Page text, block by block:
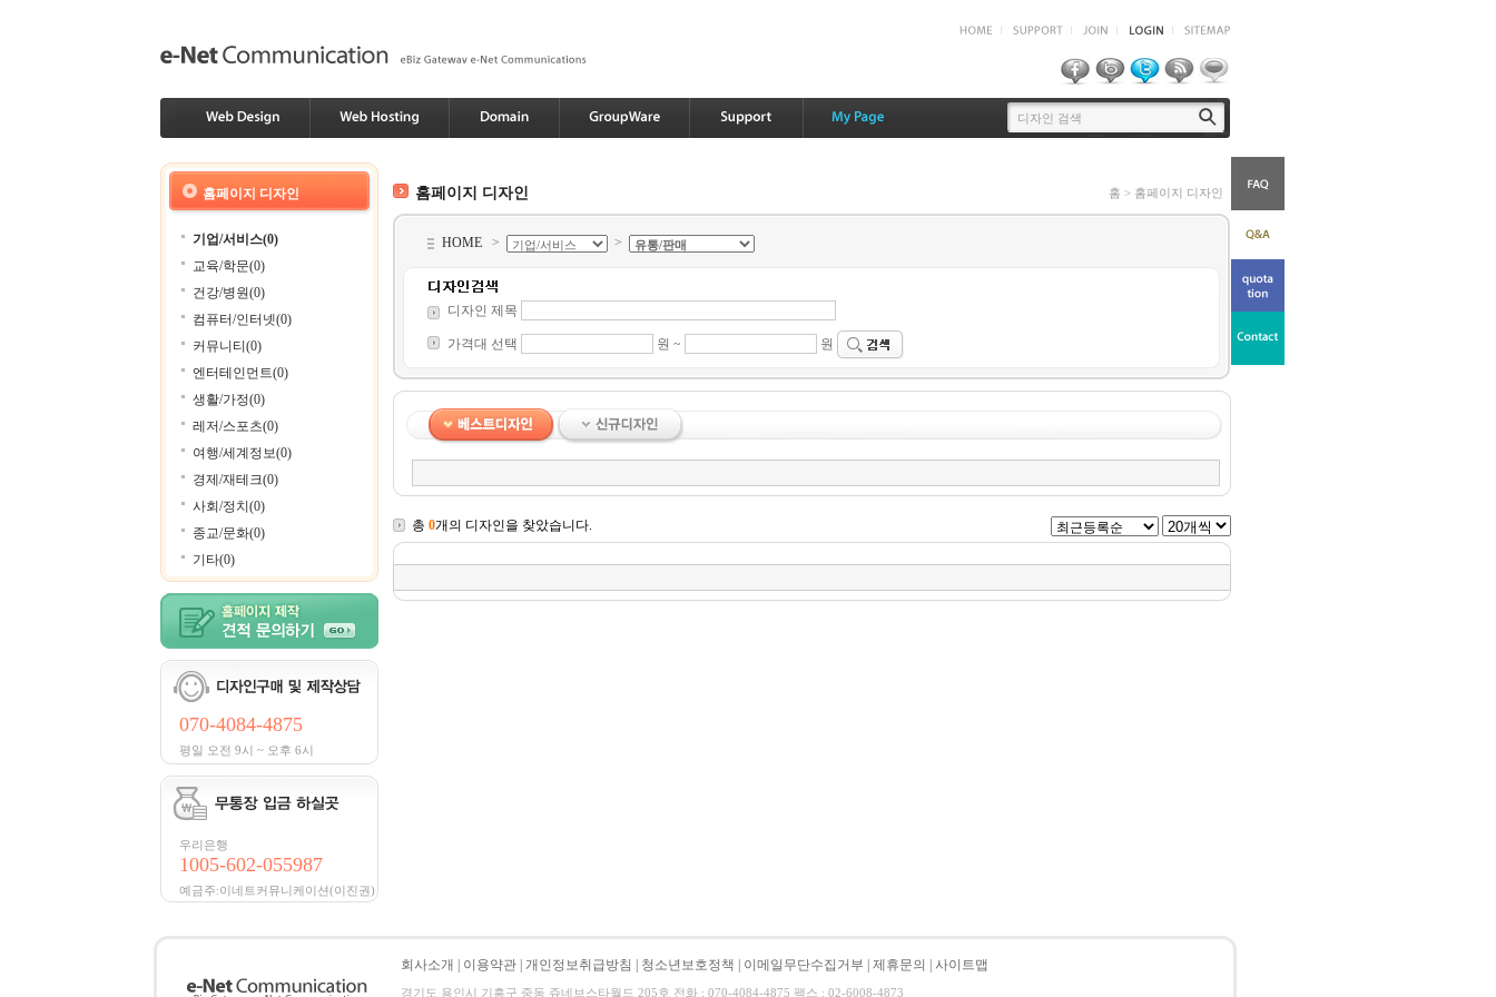
홈페이지 디자인
기업/서비스(0)
교육/학문(0)
건강/병원(0)
컴퓨터/인터넷(0)
커뮤니티(0)
엔터테인먼트(0)
생활/가정(0)
레저/스포츠(0)
여행/세계정보(0)
경제/재테크(0)
사회/정치(0)
종교/문화(0)
기타(0)
070-4084-4875
평일 오전 9시 ~ 오후 6시
우리은행
1005-602-055987
예금주:이네트커뮤니케이션(이진권)
홈페이지 디자인 홈 > 홈페이지 디자인
HOME > >
디자인 제목
가격대 선택 원 ~ 원
총 0개의 디자인을 찾았습니다.
회사소개 이용약관 개인정보취급방침 청소년보호정책 이메일무단수집거부 제휴문의 사이트맵
경기도 용인시 기흥구 중동 쥬네브스타월드 205호 전화 : 070-4084-4875 팩스 : 02-6008-4873